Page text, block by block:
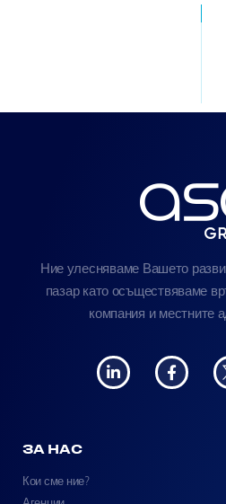
Ние улесняваме Вашето
пазар като осъществяваме
компания и местните
ЗА НАС
Кои сме ние?